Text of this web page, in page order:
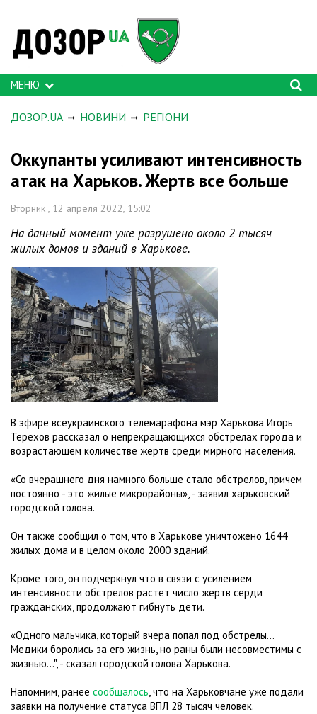
МЕНЮ
ДОЗОР.UA НОВИНИ РЕГІОНИ
Оккупанты усиливают интенсивность
атак на Харьков. Жертв все больше
Вторник , 12 апреля 2022, 15:02
На данный момент уже разрушено около 2 тысяч
жилых домов и зданий в Харькове.
В эфире всеукраинского телемарафона мэр Харькова Игорь
Терехов рассказал о непрекращающихся обстрелах города и
возрастающем количестве жертв среди мирного населения.
«Со вчерашнего дня намного больше стало обстрелов, причем
постоянно - это жилые микрорайоны», - заявил харьковский
городской голова.
Он также сообщил о том, что в Харькове уничтожено 1644
жилых дома и в целом около 2000 зданий.
Кроме того, он подчеркнул что в связи с усилением
интенсивности обстрелов растет число жертв серди
гражданских, продолжают гибнуть дети.
«Одного мальчика, который вчера попал под обстрелы…
Медики боролись за его жизнь, но раны были несовместимы с
жизнью…", - сказал городской голова Харькова.
Напомним, ранее сообщалось, что на Харьковчане уже подали
заявки на получение статуса ВПЛ 28 тысяч человек.